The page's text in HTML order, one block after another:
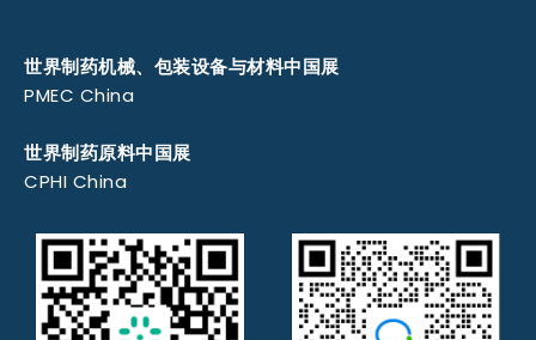
世界制药机械、包装设备与材料中国展
PMEC China
世界制药原料中国展
CPHI China